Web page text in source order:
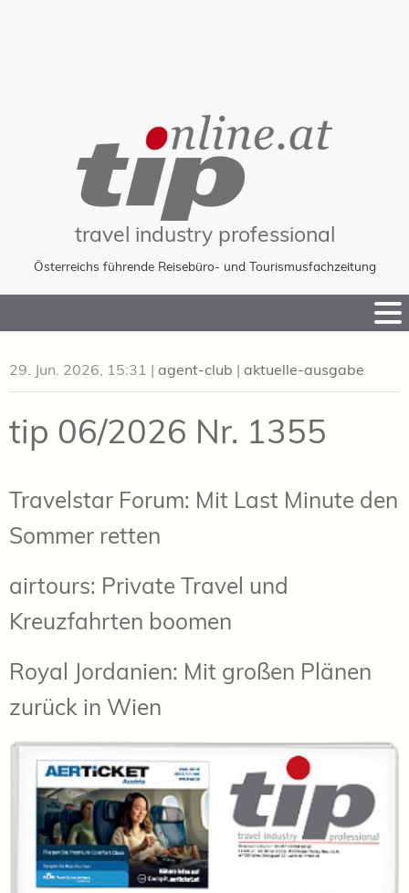
travel industry professional
Österreichs führende Reisebüro- und Tourismusfachzeitung
to
29. Jun. 2026, 15:31 | agent-club | aktuelle-ausgabe
tip 06/2026 Nr. 1355
Travelstar Forum: Mit Last Minute den
Sommer retten
airtours: Private Travel und
Kreuzfahrten boomen
Royal Jordanien: Mit großen Plänen
zurück in Wien